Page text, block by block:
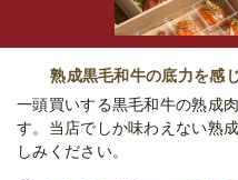
本格
熟成黒毛和牛の底力を感
一頭買いする黒毛和牛の熟成
す。当店でしか味わえない熟
しみください。